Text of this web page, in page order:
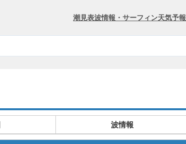
潮見表波情報・サーフィン天気予報
波情報